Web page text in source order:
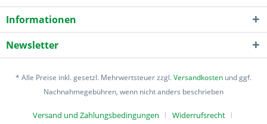
Informationen
Newsletter
* Alle Preise inkl. gesetzl. Mehrwertsteuer zzgl.Versandkosten und ggf.
Nachnahmegebühren, wenn nicht anders beschrieben
Versand und Zahlungsbedingungen Widerrufsrecht